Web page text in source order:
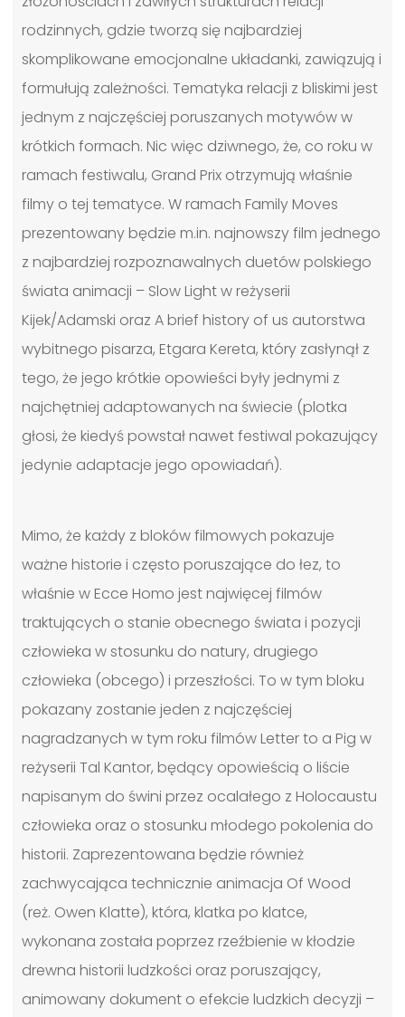
rodzinnych, gdzie tworzą się najbardziej
skomplikowane emocjonalne układanki, zawiązują i
formułują zależności. Tematyka relacji z bliskimi jest
jednym z najczęściej poruszanych motywów w
krótkich formach. Nic więc dziwnego, że, co roku w
ramach festiwalu, Grand Prix otrzymują właśnie
filmy o tej tematyce. W ramach Family Moves
prezentowany będzie m.in. najnowszy film jednego
z najbardziej rozpoznawalnych duetów polskiego
świata animacji – Slow Light w reżyserii
Kijek/Adamski oraz A brief history of us autorstwa
wybitnego pisarza, Etgara Kereta, który zasłynął z
tego, że jego krótkie opowieści były jednymi z
najchętniej adaptowanych na świecie (plotka
głosi, że kiedyś powstał nawet festiwal pokazujący
jedynie adaptacje jego opowiadań).
Mimo, że każdy z bloków filmowych pokazuje
ważne historie i często poruszające do łez, to
właśnie w Ecce Homo jest najwięcej filmów
traktujących o stanie obecnego świata i pozycji
człowieka w stosunku do natury, drugiego
człowieka (obcego) i przeszłości. To w tym bloku
pokazany zostanie jeden z najczęściej
nagradzanych w tym roku filmów Letter to a Pig w
reżyserii Tal Kantor, będący opowieścią o liście
napisanym do świni przez ocalałego z Holocaustu
człowieka oraz o stosunku młodego pokolenia do
historii. Zaprezentowana będzie również
zachwycająca technicznie animacja Of Wood
(reż. Owen Klatte), która, klatka po klatce,
wykonana została poprzez rzeźbienie w kłodzie
drewna historii ludzkości oraz poruszający,
animowany dokument o efekcie ludzkich decyzji –